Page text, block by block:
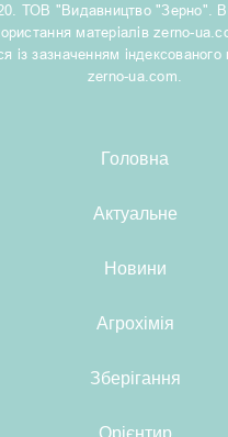
ТОВ "Видавництво "Зерно".
матеріалів zerno-
із зазначенням індексованого
zerno-ua.com.
Головна
Актуальне
Новини
Агрохімія
Зберігання